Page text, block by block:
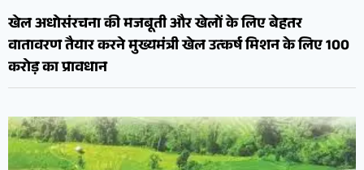
खेल अधोसंरचना की मजबूती और खेलों के लिए बेहतर
वातावरण तैयार करने मुख्यमंत्री खेल उत्कर्ष मिशन के लिए 100
करोड़ का प्रावधान